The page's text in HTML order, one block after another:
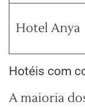
Hotel Anya
Hotéis com
A maioria